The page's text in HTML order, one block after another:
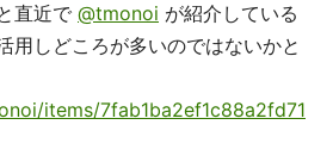
直近で @tmonoi が紹介している
用しどころが多いのではないかと
items/7fab1ba2ef1c88a2fd71